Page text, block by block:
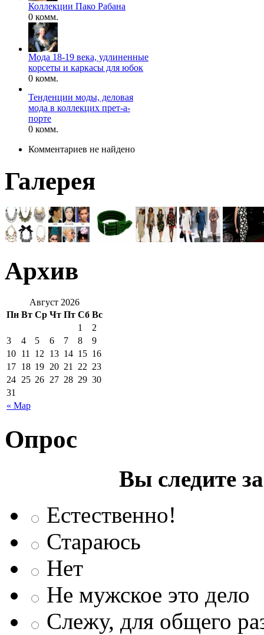
Коллекции Пако Рабана
0 комм.
Мода 18-19 века, удлиненные
корсеты и каркасы для юбок
0 комм.
Тенденции моды, деловая
мода в коллекцих прет-а-
порте
0 комм.
Комментариев не найдено
Галерея
Архив
Август 2026
Пн Вт Ср Чт Пт Сб Вс
« Мар
1
2
3
4 5 6 7 8
9
10 11 12 13 14 15 16
17 18 19 20 21 22 23
24 25 26 27 28 29 30
31
Опрос
Вы следите
Естественно!
Стараюсь
Нет
Не мужское это дело
Слежу, для общего